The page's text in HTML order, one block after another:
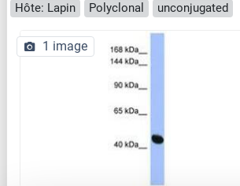
Hôte: Lapin
Polyclonal unconjugated
1 image